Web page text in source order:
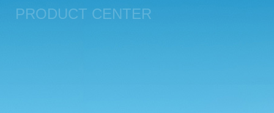
PRODUCT CENTER